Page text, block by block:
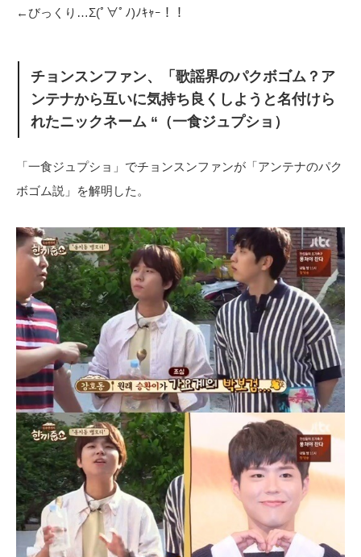
←びっくり…Σ(ﾟ∀ﾟﾉ)ﾉｷｬｰ！！
チョンスンファン、「歌謡界のパクボゴム？ア
ンテナから互いに気持ち良くしようと名付けら
れたニックネーム “（一食ジュプショ）
「一食ジュプショ」でチョンスンファンが「アンテナのパク
ボゴム説」を解明した。